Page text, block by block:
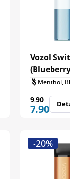
Vozol
Menthol,
7.90
9.90
-20%